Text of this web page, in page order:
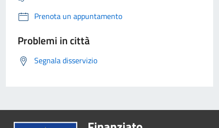
Prenota un appuntamento
Problemi in città
Segnala disservizio